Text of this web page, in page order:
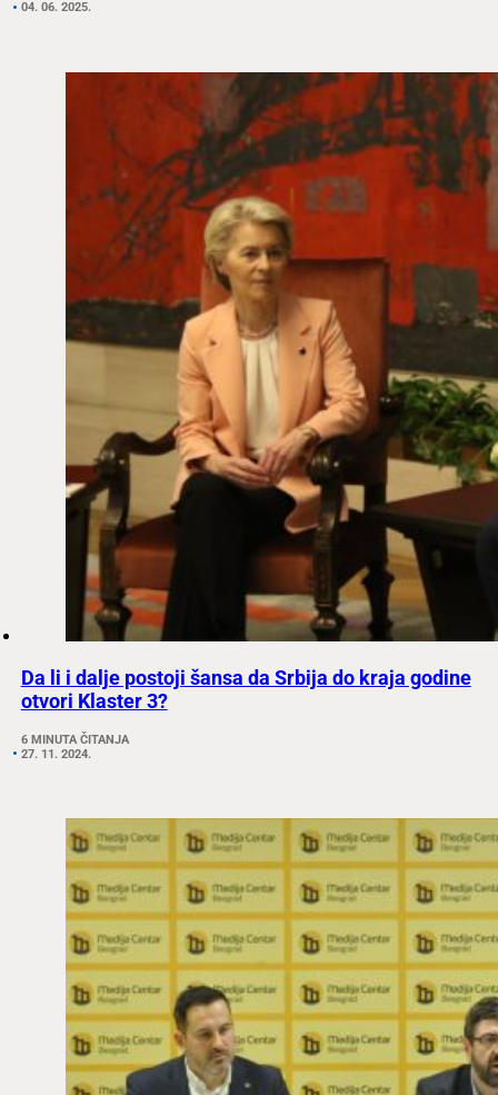
04. 06. 2025.
Da li i dalje postoji šansa da Srbija do kraja godine
otvori Klaster 3?
6 MINUTA ČITANJA
27. 11. 2024.